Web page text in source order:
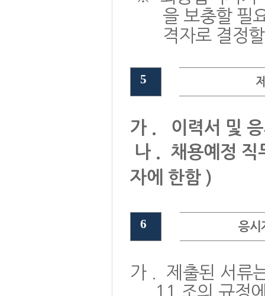
을 보충할 필
격자로 결정
5
가 .
이력서 및
나 .
채용예정 직
자에 한함 )
6 응시
가
제출된 서류
11 조의 규정